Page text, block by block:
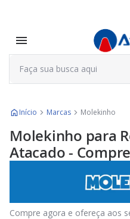
Início Marcas Molekinho
Molekinho para
Atacado -
Compre agora e ofereça aos